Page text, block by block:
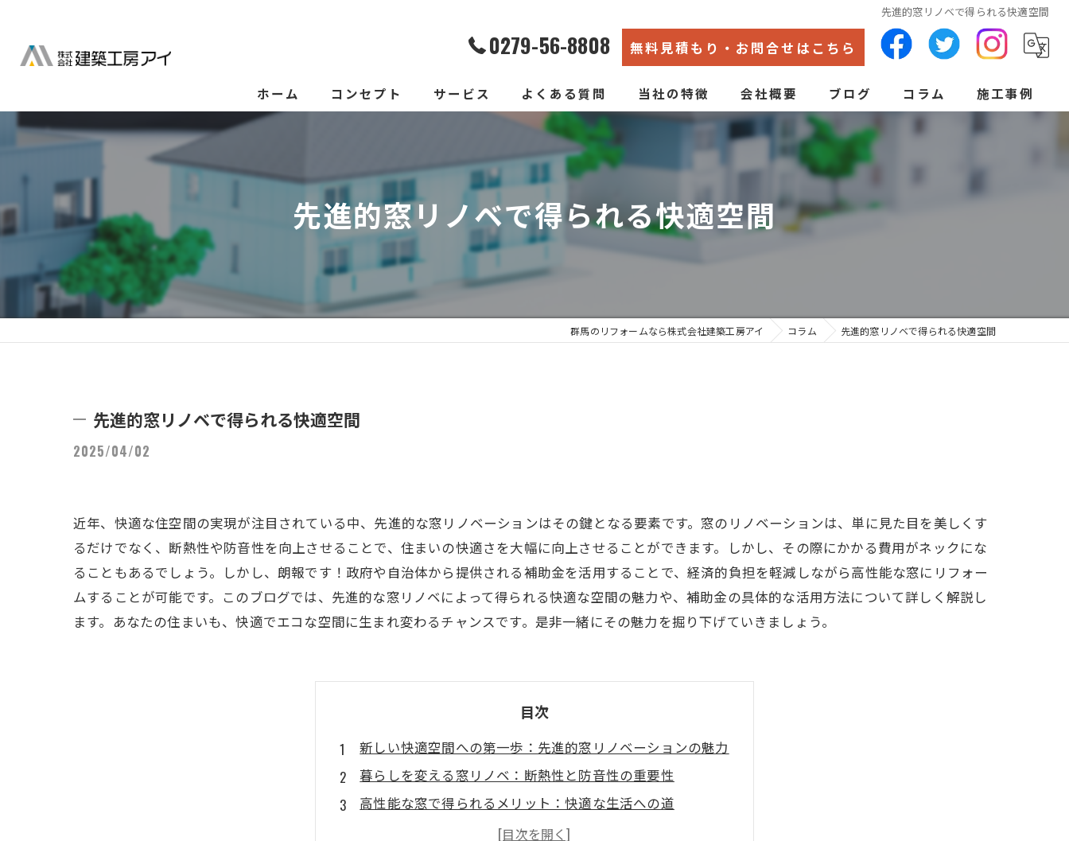
先進的窓リノベで得られる快適空間
0279-56-8808 無料見積もり・お問合せはこちら
ホーム コンセプト サービス
新築そっくりリフォーム
よくある質問 当社の特徴
水回り
断熱
会社概要
代表あいさつ
ブログ コラム 施工事例
先進的窓リノベで得られる快適空間
群馬のリフォームなら株式会社建築工房アイ コラム 先進的窓リノベで得られる快適空間
先進的窓リノベで得られる快適空間
2025/04/02
近年、快適な住空間の実現が注目されている中、先進的な窓リノベーションはその鍵となる要素です。窓のリノベーションは、単に見た目を美しくす
るだけでなく、断熱性や防音性を向上させることで、住まいの快適さを大幅に向上させることができます。しかし、その際にかかる費用がネックにな
ることもあるでしょう。しかし、朗報です！政府や自治体から提供される補助金を活用することで、経済的負担を軽減しながら高性能な窓にリフォー
ムすることが可能です。このブログでは、先進的な窓リノベによって得られる快適な空間の魅力や、補助金の具体的な活用方法について詳しく解説し
ます。あなたの住まいも、快適でエコな空間に生まれ変わるチャンスです。是非一緒にその魅力を掘り下げていきましょう。
目次
新しい快適空間への第一歩：先進的窓リノベーションの魅力
暮らしを変える窓リノベ：断熱性と防音性の重要性
高性能な窓で得られるメリット：快適な生活への道
補助金を利用して経済的に窓リノベを実現する方法